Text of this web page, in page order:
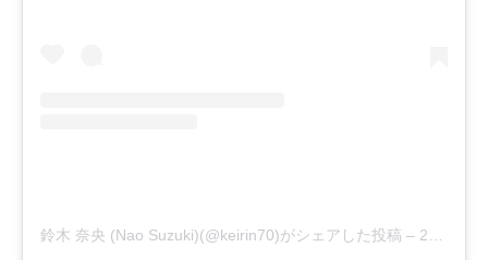
鈴木 奈央 (Nao Suzuki)(@keirin70)がシェアした投稿 – 2020年 2月月24日午前3時18分PST